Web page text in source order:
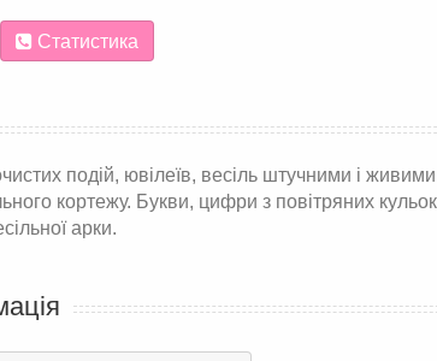
Статистика
подій, ювілеїв, весіль штучними і
кортежу. Букви, цифри з повітряних
арки.